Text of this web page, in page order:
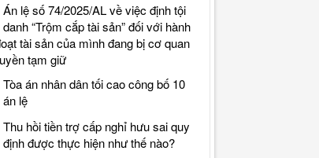
Án lệ số 74/2025/AL về việc định tội
danh “Trộm cắp tài sản” đối với hành
tài sản của mình đang bị cơ quan
tạm giữ
Tòa án nhân dân tối cao công bố 10
án lệ
Thu hồi tiền trợ cấp nghỉ hưu sai quy
định được thực hiện như thế nào?